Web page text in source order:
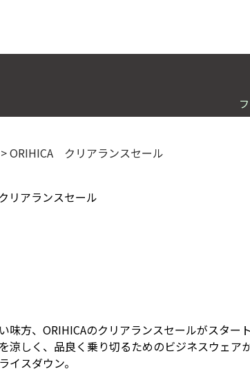
>ORIHICA クリアランスセール
味方、ORIHICAのクリアランスセールがスター
涼しく、品良く乗り切るためのビジネスウェ
イスダウン。